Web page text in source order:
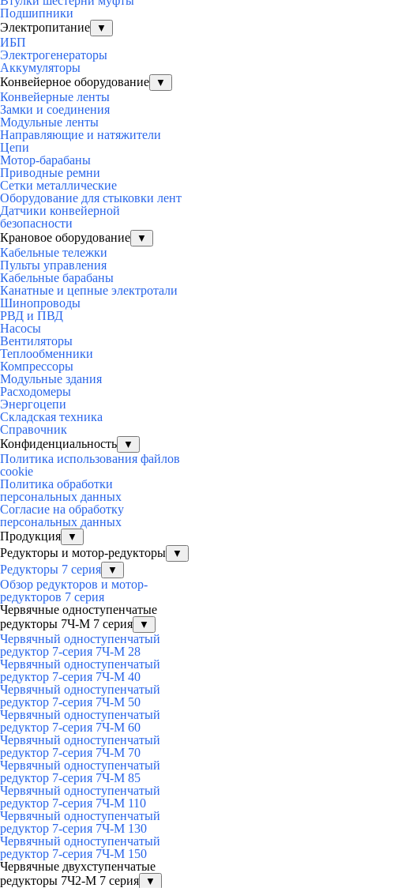
Подшипники
Электропитание
▼
ИБП
Электрогенераторы
Аккумуляторы
Конвейерное оборудование
▼
Конвейерные ленты
Замки и соединения
Модульные ленты
Направляющие и натяжители
Цепи
Мотор-барабаны
Приводные ремни
Сетки металлические
Оборудование для стыковки лент
Датчики конвейерной
безопасности
Крановое оборудование
▼
Кабельные тележки
Пульты управления
Кабельные барабаны
Канатные и цепные электротали
Шинопроводы
РВД и ПВД
Насосы
Вентиляторы
Теплообменники
Компрессоры
Модульные здания
Расходомеры
Энергоцепи
Складская техника
Справочник
Конфиденциальность
▼
Политика использования файлов
cookie
Политика обработки
персональных данных
Согласие на обработку
персональных данных
Продукция
▼
Редукторы и мотор-редукторы ▼
Редукторы 7 серия ▼
Обзор редукторов и мотор-
редукторов 7 серия
Червячные одноступенчатые
редукторы 7Ч-М 7 серия
▼
Червячный одноступенчатый
редуктор 7-серия 7Ч-М 28
Червячный одноступенчатый
редуктор 7-серия 7Ч-М 40
Червячный одноступенчатый
редуктор 7-серия 7Ч-М 50
Червячный одноступенчатый
редуктор 7-серия 7Ч-М 60
Червячный одноступенчатый
редуктор 7-серия 7Ч-М 70
Червячный одноступенчатый
редуктор 7-серия 7Ч-М 85
Червячный одноступенчатый
редуктор 7-серия 7Ч-М 110
Червячный одноступенчатый
редуктор 7-серия 7Ч-М 130
Червячный одноступенчатый
редуктор 7-серия 7Ч-М 150
Червячные двухступенчатые
редукторы 7Ч2-М 7 серия
▼